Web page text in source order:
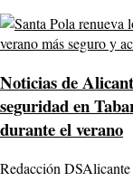
Noticias de
seguridad en
durante el verano
Redacción DSAlicante